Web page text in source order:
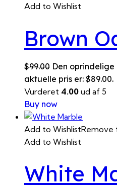
Add to Wishlist
Brown
$99.00 Den oprindelige
aktuelle pris er: $89.00.
Vurderet 4.00 ud af 5
Buy now
Add to WishlistRemove
Add to Wishlist
White